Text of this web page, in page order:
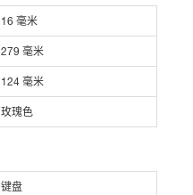
16 毫米
279 毫米
124 毫米
玫瑰色
键盘